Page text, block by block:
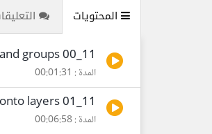
المحتويات
11_00 layers and groups الفصل الحادى عشر ----------
المدة : 00:01:31
11_01 Creating and moving obj onto layers
المدة : 00:06:58